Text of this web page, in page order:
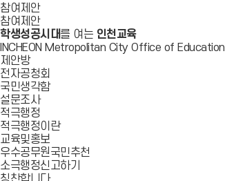
참여제안
참여제안
학생성공시대를 여는 인천교육
INCHEON Metropolitan City Office of Education
제안방
전자공청회
국민생각함
설문조사
적극행정
적극행정이란
교육및홍보
우수공무원국민추천
소극행정신고하기